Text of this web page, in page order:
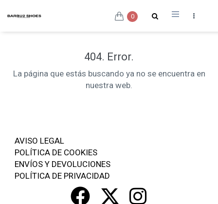
0
404. Error.
La página que estás buscando ya no se encuentra en
nuestra web.
AVISO LEGAL
POLÍTICA DE COOKIES
ENVÍOS Y DEVOLUCIONES
POLÍTICA DE PRIVACIDAD